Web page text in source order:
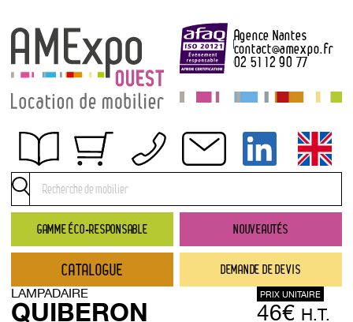
GAMME ÉCO-RESPONSABLE NOUVEAUTÉS
DEMANDE DE DEVIS
Agence Nantes
contact@amexpo.fr
02 51 12 90 77
Obtenir un devis
Conditions générales de location
Conditions de règlement
Contact
Catalogue
→ Nouveautés
CATALOGUE
LAMPADAIRE
QUIBERON
PRIX UNITAIRE
46€ H.T.